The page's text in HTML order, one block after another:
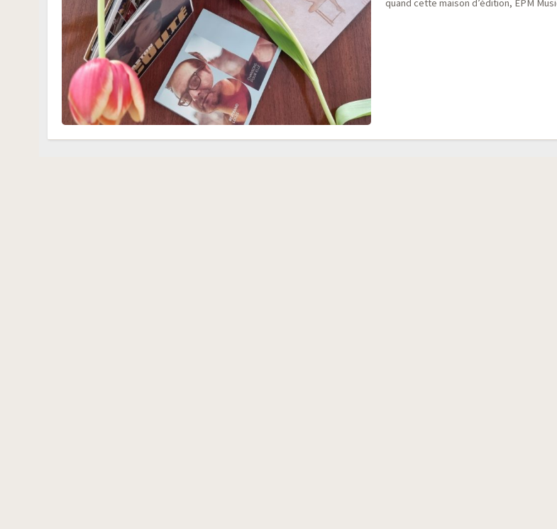
quand cette mai­son d’édition, EPM